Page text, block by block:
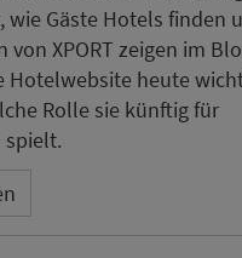
wie Gäste Hotels finden
von XPORT zeigen im
Hotelwebsite heute
Rolle sie künftig für
spielt.